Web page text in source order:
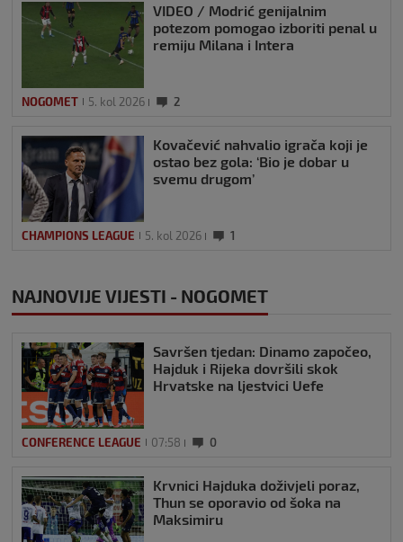
VIDEO / Modrić genijalnim
potezom pomogao izboriti penal u
remiju Milana i Intera
NOGOMET 5. kol 2026 2
Kovačević nahvalio igrača koji je
ostao bez gola: ‘Bio je dobar u
svemu drugom’
CHAMPIONS LEAGUE 5. kol 2026 1
NAJNOVIJE VIJESTI - NOGOMET
Savršen tjedan: Dinamo započeo,
Hajduk i Rijeka dovršili skok
Hrvatske na ljestvici Uefe
CONFERENCE LEAGUE 07:58 0
Krvnici Hajduka doživjeli poraz,
Thun se oporavio od šoka na
Maksimiru